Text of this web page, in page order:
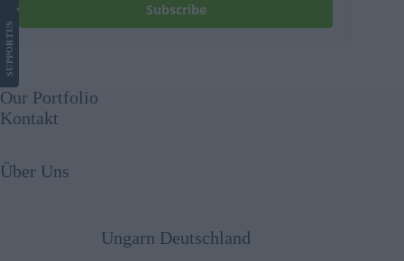
Subscribe
SUPPORT
US
Our Portfolio
Kontakt
Über Uns
Ungarn Deutschland